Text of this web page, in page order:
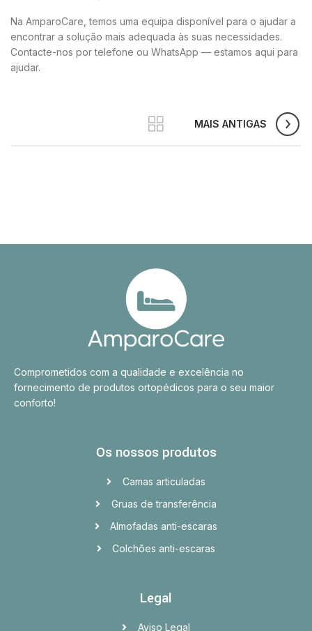
Na AmparoCare, temos uma equipa disponível para o ajudar a
encontrar a solução mais adequada às suas necessidades.
Contacte-nos por telefone ou WhatsApp — estamos aqui para
ajudar.
MAIS ANTIGAS
Comprometidos com a qualidade e excelência no
fornecimento de produtos ortopédicos para o seu maior
conforto!
Os nossos produtos
Camas articuladas
Gruas de transferência
Almofadas anti-escaras
Colchões anti-escaras
Legal
Aviso Legal